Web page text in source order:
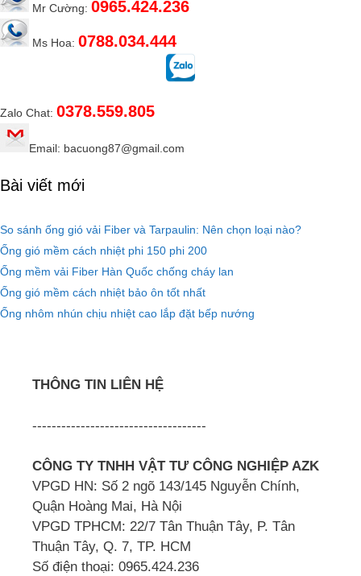
Mr Cường: 0965.424.236
Ms Hoa: 0788.034.444
Zalo Chat: 0378.559.805
Email: bacuong87@gmail.com
Bài viết mới
So sánh ống gió vải Fiber và Tarpaulin: Nên chọn loại nào?
Ống gió mềm cách nhiệt phi 150 phi 200
Ống mềm vải Fiber Hàn Quốc chống cháy lan
Ống gió mềm cách nhiệt bảo ôn tốt nhất
Ống nhôm nhún chịu nhiệt cao lắp đặt bếp nướng
THÔNG TIN LIÊN HỆ
------------------------------------
CÔNG TY TNHH VẬT TƯ CÔNG NGHIỆP AZK
VPGD HN: Số 2 ngõ 143/145 Nguyễn Chính,
Quận Hoàng Mai, Hà Nội
VPGD TPHCM: 22/7 Tân Thuận Tây, P. Tân
Thuận Tây, Q. 7, TP. HCM
Số điện thoại: 0965.424.236